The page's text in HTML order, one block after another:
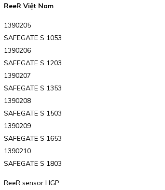
ReeR Việt Nam
1390205
SAFEGATE S 1053
1390206
SAFEGATE S 1203
1390207
SAFEGATE S 1353
1390208
SAFEGATE S 1503
1390209
SAFEGATE S 1653
1390210
SAFEGATE S 1803
ReeR sensor HGP